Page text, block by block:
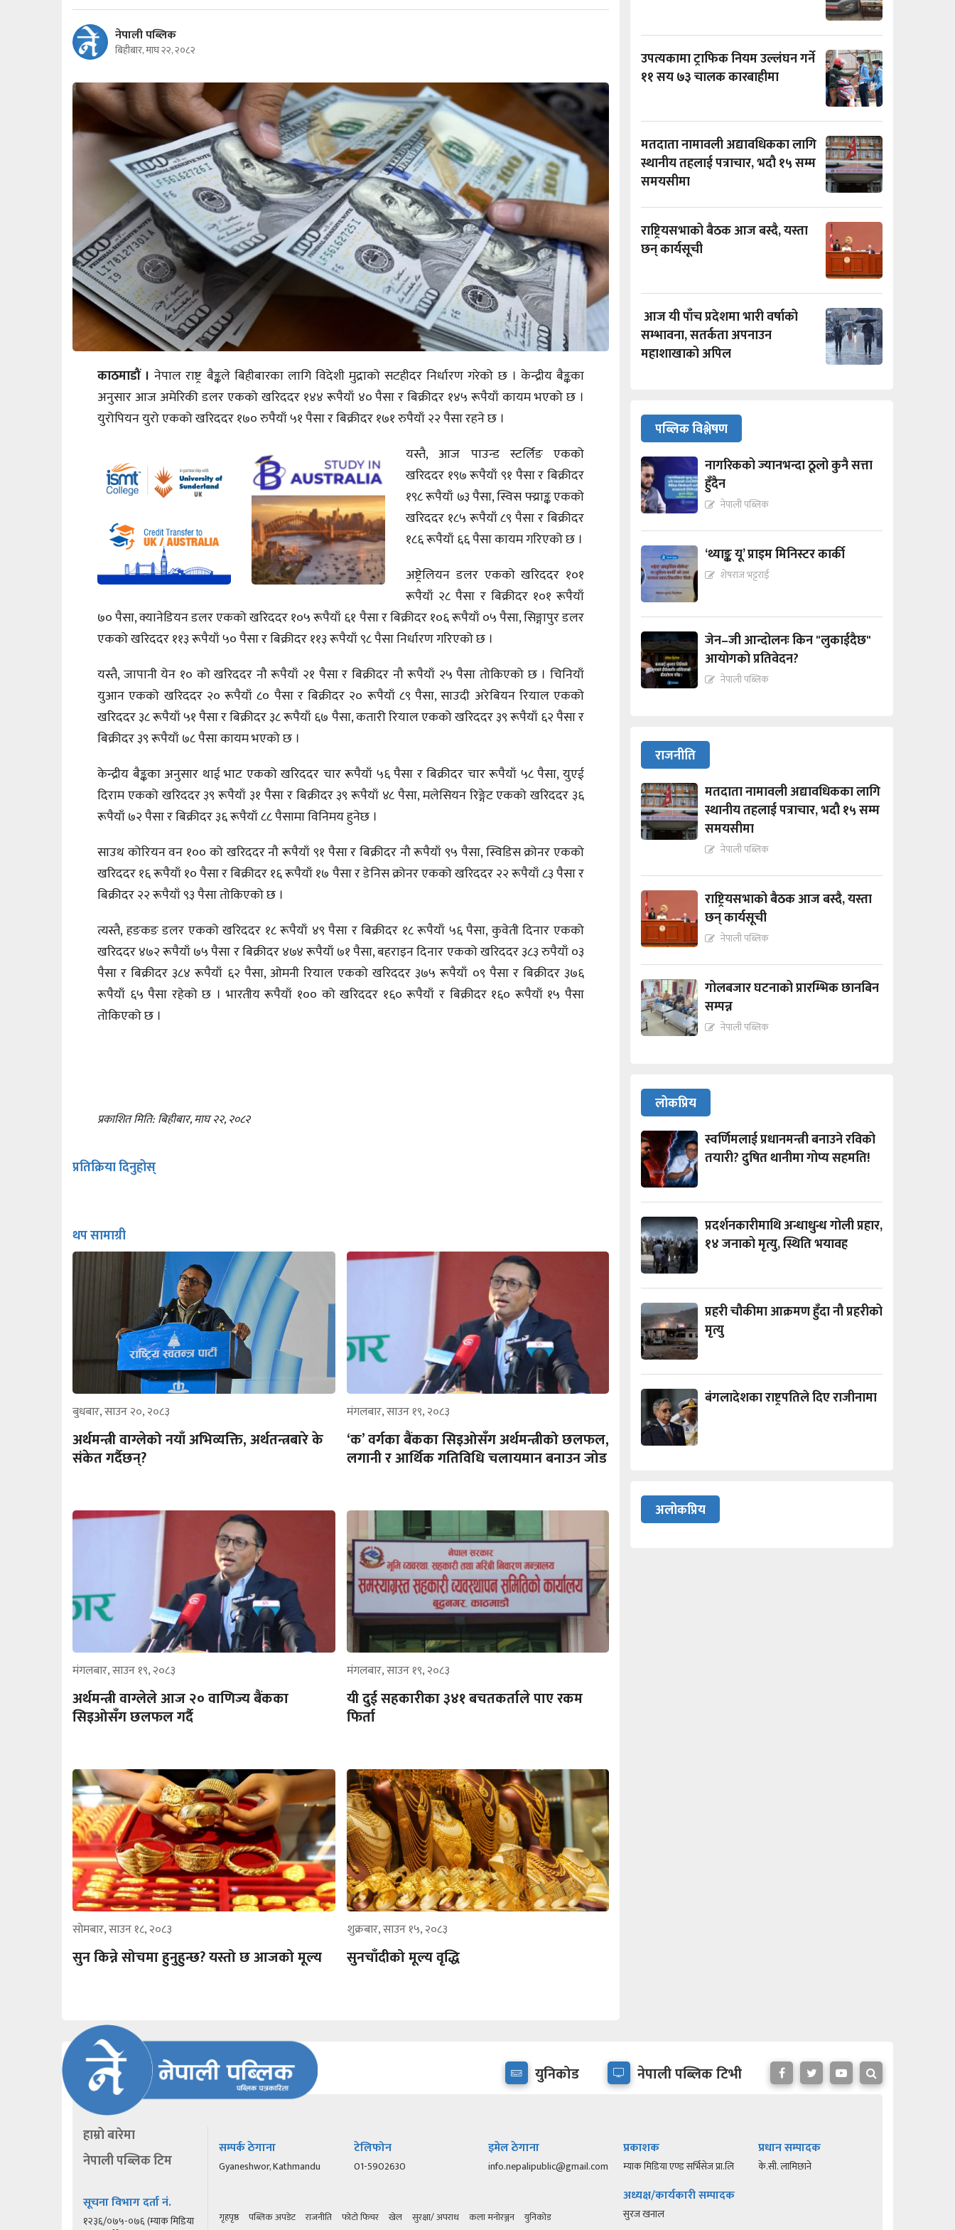
नेपाली पब्लिक
बिहीबार, माघ २२, २०८२
काठमाडौं । नेपाल राष्ट्र बैङ्कले बिहीबारका लागि विदेशी मुद्राको सटहीदर निर्धारण गरेको छ । केन्द्रीय बैङ्कका
अनुसार आज अमेरिकी डलर एकको खरिददर १४४ रूपैयाँ ४० पैसा र बिक्रीदर १४५ रूपैयाँ कायम भएको छ ।
युरोपियन युरो एकको खरिददर १७० रुपैयाँ ५१ पैसा र बिक्रीदर १७१ रुपैयाँ २२ पैसा रहने छ ।
यस्तै, आज पाउन्ड स्टर्लिङ एकको
खरिददर १९७ रूपैयाँ ९१ पैसा र बिक्रीदर
१९८ रूपैयाँ ७३ पैसा, स्विस फ्य्राङ्क एकको
खरिददर १८५ रूपैयाँ ८९ पैसा र बिक्रीदर
१८६ रूपैयाँ ६६ पैसा कायम गरिएको छ ।
अष्ट्रेलियन डलर एकको खरिददर १०१
रूपैयाँ २८ पैसा र बिक्रीदर १०१ रूपैयाँ
७० पैसा, क्यानेडियन डलर एकको खरिददर १०५ रूपैयाँ ६१ पैसा र बिक्रीदर १०६ रूपैयाँ ०५ पैसा, सिङ्गापुर डलर
एकको खरिददर ११३ रूपैयाँ ५० पैसा र बिक्रीदर ११३ रूपैयाँ ९८ पैसा निर्धारण गरिएको छ ।
यस्तै, जापानी येन १० को खरिददर नौ रूपैयाँ २१ पैसा र बिक्रीदर नौ रूपैयाँ २५ पैसा तोकिएको छ । चिनियाँ
युआन एकको खरिददर २० रूपैयाँ ८० पैसा र बिक्रीदर २० रूपैयाँ ८९ पैसा, साउदी अरेबियन रियाल एकको
खरिददर ३८ रूपैयाँ ५१ पैसा र बिक्रीदर ३८ रूपैयाँ ६७ पैसा, कतारी रियाल एकको खरिददर ३९ रूपैयाँ ६२ पैसा र
बिक्रीदर ३९ रूपैयाँ ७८ पैसा कायम भएको छ ।
केन्द्रीय बैङ्कका अनुसार थाई भाट एकको खरिददर चार रूपैयाँ ५६ पैसा र बिक्रीदर चार रूपैयाँ ५८ पैसा, युएई
दिराम एकको खरिददर ३९ रूपैयाँ ३१ पैसा र बिक्रीदर ३९ रूपैयाँ ४८ पैसा, मलेसियन रिङ्गेट एकको खरिददर ३६
रूपैयाँ ७२ पैसा र बिक्रीदर ३६ रूपैयाँ ८८ पैसामा विनिमय हुनेछ ।
साउथ कोरियन वन १०० को खरिददर नौ रूपैयाँ ९१ पैसा र बिक्रीदर नौ रूपैयाँ ९५ पैसा, स्विडिस क्रोनर एकको
खरिददर १६ रूपैयाँ १० पैसा र बिक्रीदर १६ रूपैयाँ १७ पैसा र डेनिस क्रोनर एकको खरिददर २२ रूपैयाँ ८३ पैसा र
बिक्रीदर २२ रूपैयाँ ९३ पैसा तोकिएको छ ।
त्यस्तै, हङकङ डलर एकको खरिददर १८ रूपैयाँ ४९ पैसा र बिक्रीदर १८ रूपैयाँ ५६ पैसा, कुवेती दिनार एकको
खरिददर ४७२ रूपैयाँ ७५ पैसा र बिक्रीदर ४७४ रूपैयाँ ७१ पैसा, बहराइन दिनार एकको खरिददर ३८३ रुपैयाँ ०३
पैसा र बिक्रीदर ३८४ रूपैयाँ ६२ पैसा, ओमनी रियाल एकको खरिददर ३७५ रूपैयाँ ०९ पैसा र बिक्रीदर ३७६
रूपैयाँ ६५ पैसा रहेको छ । भारतीय रूपैयाँ १०० को खरिददर १६० रूपैयाँ र बिक्रीदर १६० रूपैयाँ १५ पैसा
तोकिएको छ ।
प्रकाशित मिति: बिहीबार, माघ २२, २०८२
प्रतिक्रिया दिनुहोस्
थप सामाग्री
बुधबार, साउन २०, २०८३
अर्थमन्त्री वाग्लेको नयाँ अभिव्यक्ति, अर्थतन्त्रबारे के
संकेत गर्दैछन्?
मंगलबार, साउन १९, २०८३
‘क’ वर्गका बैंकका सिइओसँग अर्थमन्त्रीको छलफल,
लगानी र आर्थिक गतिविधि चलायमान बनाउन जोड
मंगलबार, साउन १९, २०८३
अर्थमन्त्री वाग्लेले आज २० वाणिज्य बैंकका
सिइओसँग छलफल गर्दै
मंगलबार, साउन १९, २०८३
यी दुई सहकारीका ३४१ बचतकर्ताले पाए रकम
फिर्ता
सोमबार, साउन १८, २०८३
सुन किन्ने सोचमा हुनुहुन्छ? यस्तो छ आजको मूल्य
शुक्रबार, साउन १५, २०८३
सुनचाँदीको मूल्य वृद्धि
उपत्यकामा ट्राफिक नियम उल्लंघन गर्ने
११ सय ७३ चालक कारबाहीमा
मतदाता नामावली अद्यावधिकका लागि
स्थानीय तहलाई पत्राचार, भदौ १५ सम्म
समयसीमा
राष्ट्रियसभाको बैठक आज बस्दै, यस्ता
छन् कार्यसूची
आज यी पाँच प्रदेशमा भारी वर्षाको
सम्भावना, सतर्कता अपनाउन
महाशाखाको अपिल
पब्लिक विश्लेषण
नागरिकको ज्यानभन्दा ठूलो कुनै सत्ता
हुँदैन
नेपाली पब्लिक
‘थ्याङ्क यू’ प्राइम मिनिस्टर कार्की
शेषराज भट्टराई
जेन–जी आन्दोलनः किन "लुकाईदैछ"
आयोगको प्रतिवेदन?
नेपाली पब्लिक
राजनीति
मतदाता नामावली अद्यावधिकका लागि
स्थानीय तहलाई पत्राचार, भदौ १५ सम्म
समयसीमा
नेपाली पब्लिक
राष्ट्रियसभाको बैठक आज बस्दै, यस्ता
छन् कार्यसूची
नेपाली पब्लिक
गोलबजार घटनाको प्रारम्भिक छानबिन
सम्पन्न
नेपाली पब्लिक
लोकप्रिय
स्वर्णिमलाई प्रधानमन्त्री बनाउने रविको
तयारी? दुषित थानीमा गोप्य सहमति!
प्रदर्शनकारीमाथि अन्धाधुन्ध गोली प्रहार,
१४ जनाको मृत्यु, स्थिति भयावह
प्रहरी चौकीमा आक्रमण हुँदा नौ प्रहरीको
मृत्यु
बंगलादेशका राष्ट्रपतिले दिए राजीनामा
अलोकप्रिय
युनिकोड नेपाली पब्लिक टिभी
हाम्रो बारेमा
नेपाली पब्लिक टिम
सूचना विभाग दर्ता नं.
१२३६/०७५-०७६ (म्याक मिडिया
सम्पर्क ठेगाना
Gyaneshwor, Kathmandu
टेलिफोन
01-5902630
इमेल ठेगाना
info.nepalipublic@gmail.com
गृहपृष्ठ पब्लिक अपडेट राजनीति फोटो फिचर खेल सुरक्षा/ अपराध कला मनोरञ्जन युनिकोड
प्रकाशक
म्याक मिडिया एण्ड सर्भिसेज प्रा.लि
अध्यक्ष/कार्यकारी सम्पादक
सुरज खनाल
प्रधान सम्पादक
के.सी. लामिछाने